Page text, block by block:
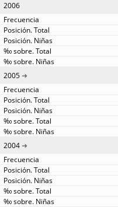
2006
2005
2004